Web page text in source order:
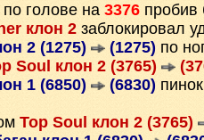
по голове на 3376 пробив
клон 2 заблокировал
2 (1275)
(1275) по
Soul клон 2 (3765)
1 (6850) (6830)
Top Soul клон 2 (3765)